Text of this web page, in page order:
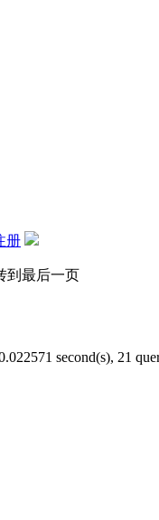
册
到最后一页
second(s), 21